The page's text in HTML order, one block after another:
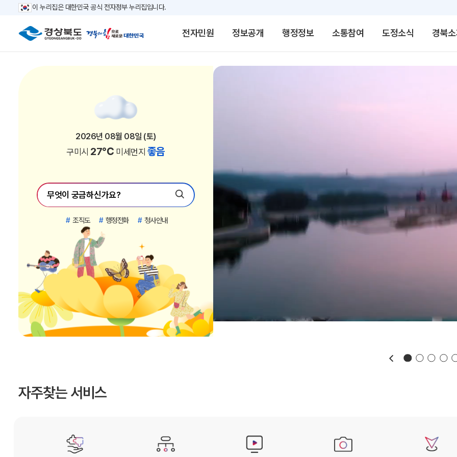
이 누리집은 대한민국 공식 전자정부 누리집입니다.
전자민원 정보공개 행정정보 소통참여 도정소식 경북
2026년 08월 08일 (토)
포항시 26℃ 미세먼지좋음
2026년 08월 08일 (토)
경주시 27℃ 미세먼지 좋음
2026년 08월 08일 (토)
김천시 27℃ 미세먼지 좋음
2026년 08월 08일 (토)
안동시 26℃ 미세먼지좋음
2026년 08월 08일 (토)
구미시 27℃ 미세먼지 좋음
2026년 08월 08일 (토)
영주시 26℃ 미세먼지좋음
2026년 08월 08일 (토)
영천시 27℃ 미세먼지 좋음
2026년 08월 08일 (토)
상주시 27℃ 미세먼지 좋음
2026년 08월 08일 (토)
문경시 27℃ 미세먼지 좋음
2026년 08월 08일 (토)
경산시 27℃ 미세먼지 좋음
2026년 08월 08일 (토)
의성군 26℃ 미세먼지좋음
2026년 08월 08일 (토)
청송군 24℃ 미세먼지좋음
2026년 08월 08일 (토)
영양군 22℃ 미세먼지 좋음
2026년 08월 08일 (토)
영덕군 26℃ 미세먼지좋음
2026년 08월 08일 (토)
청도군 26℃ 미세먼지좋음
2026년 08월 08일 (토)
고령군 27℃ 미세먼지 좋음
2026년 08월 08일 (토)
성주군 26℃ 미세먼지좋음
2026년 08월 08일 (토)
칠곡군 27℃ 미세먼지 좋음
2026년 08월 08일 (토)
봉화군 26℃ 미세먼지좋음
2026년 08월 08일 (토)
예천군 27℃ 미세먼지 좋음
2026년 08월 08일 (토)
울진군 26℃ 미세먼지좋음
2026년 08월 08일 (토)
울릉군 26℃ 미세먼지좋음
# 조직도 # 행정전화 # 청사안내
자주찾는 서비스